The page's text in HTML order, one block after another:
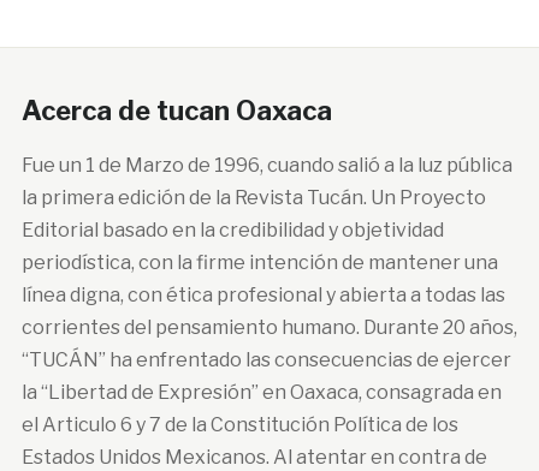
Acerca de tucan Oaxaca
Fue un 1 de Marzo de 1996, cuando salió a la luz pública
la primera edición de la Revista Tucán. Un Proyecto
Editorial basado en la credibilidad y objetividad
periodística, con la firme intención de mantener una
línea digna, con ética profesional y abierta a todas las
corrientes del pensamiento humano. Durante 20 años,
“TUCÁN” ha enfrentado las consecuencias de ejercer
la “Libertad de Expresión” en Oaxaca, consagrada en
el Articulo 6 y 7 de la Constitución Política de los
Estados Unidos Mexicanos. Al atentar en contra de